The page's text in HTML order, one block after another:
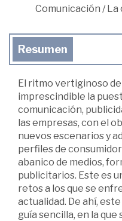
Comunicación /La
Resumen
El ritmo vertiginoso
imprescindible la
comunicación,
las empresas, con el
nuevos escenarios y
perfiles de
abanico de medios,
publicitarios. Este es
retos a los que se
actualidad. De ahí,
guía sencilla, en la